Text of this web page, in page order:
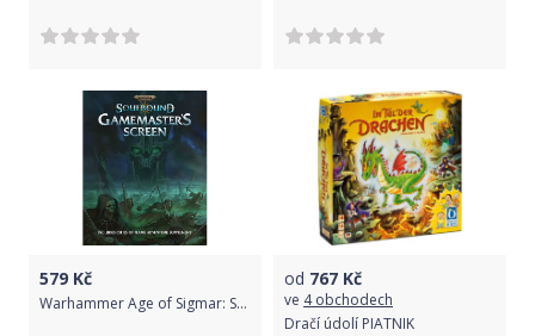
579 Kč
Warhammer Age of Sigmar: Soulbound RPG GM Screen
od 767 Kč
ve 4 obchodech
Dračí údolí PIATNIK